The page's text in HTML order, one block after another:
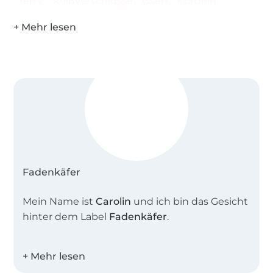
Fadenkäfer
Mein Name istCarolin und ich bin das Gesicht
hinter dem Label Fadenkäfer.
entwerfe ich tolle alltagstaugliche